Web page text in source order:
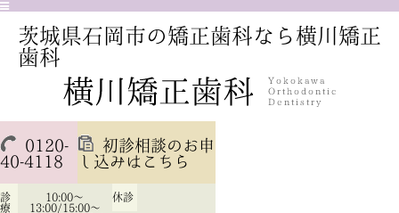
茨城県石岡市の矯正歯科なら横川矯正
歯科
0120-
40-4118
初診相談のお申
し込みはこちら
診
療
10:00～
13:00/15:00～
休診